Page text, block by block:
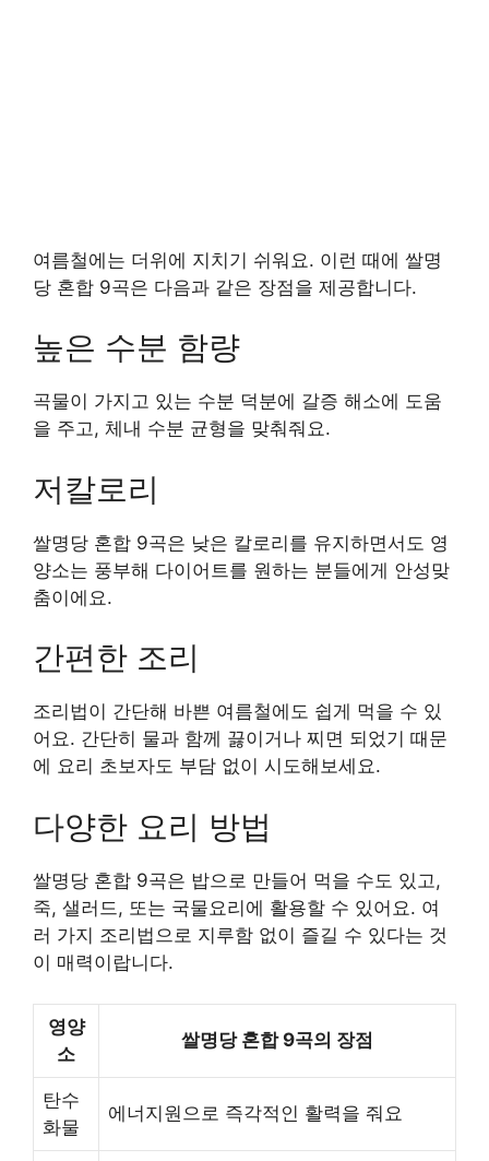
여름철에는 더위에 지치기 쉬워요. 이런 때에 쌀명
당 혼합 9곡은 다음과 같은 장점을 제공합니다.
높은 수분 함량
곡물이 가지고 있는 수분 덕분에 갈증 해소에 도움
을 주고, 체내 수분 균형을 맞춰줘요.
저칼로리
쌀명당 혼합 9곡은 낮은 칼로리를 유지하면서도 영
양소는 풍부해 다이어트를 원하는 분들에게 안성맞
춤이에요.
간편한 조리
조리법이 간단해 바쁜 여름철에도 쉽게 먹을 수 있
어요. 간단히 물과 함께 끓이거나 찌면 되었기 때문
에 요리 초보자도 부담 없이 시도해보세요.
다양한 요리 방법
쌀명당 혼합 9곡은 밥으로 만들어 먹을 수도 있고,
죽, 샐러드, 또는 국물요리에 활용할 수 있어요. 여
러 가지 조리법으로 지루함 없이 즐길 수 있다는 것
이 매력이랍니다.
영양
소
쌀명당 혼합 9곡의 장점
탄수
화물
에너지원으로 즉각적인 활력을 줘요